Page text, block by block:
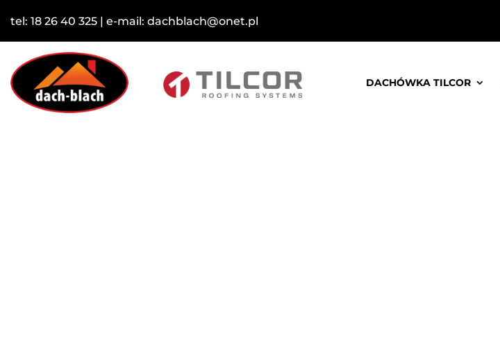
tel: 18 26 40 325 | e-mail: dachblach@onet.pl
DACHÓWKA TILCOR